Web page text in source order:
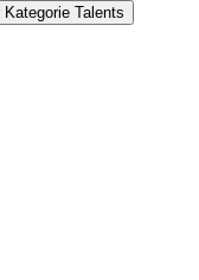
Talents